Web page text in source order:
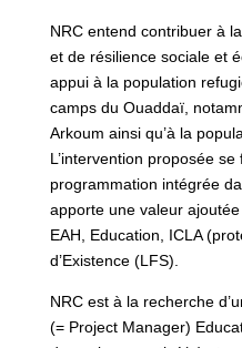
NRC entend contribuer à
et de résilience sociale et
appui à la population
camps du Ouaddaï,
Arkoum ainsi qu’à la
L’intervention proposée
programmation intégrée
apporte une valeur
EAH, Education, ICLA
d’Existence (LFS).
NRC est à la recherche
(= Project Manager)